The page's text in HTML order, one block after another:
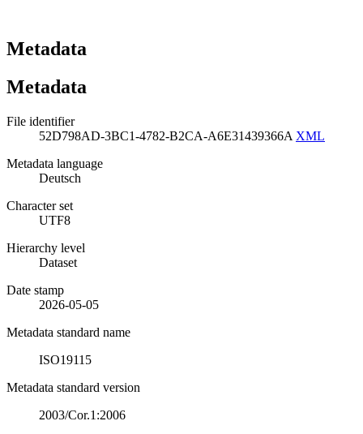
Metadata
Metadata
File identifier
52D798AD-3BC1-4782-B2CA-A6E31439366A XML
Metadata language
Deutsch
Character set
UTF8
Hierarchy level
Dataset
Date stamp
2026-05-05
Metadata standard name
ISO19115
Metadata standard version
2003/Cor.1:2006